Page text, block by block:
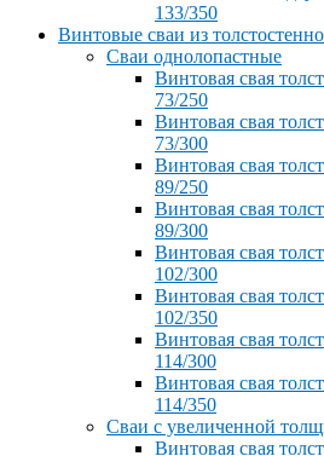
133/350
Винтовые сваи из
Сваи однолопастные
Винтовая свая
73/250
Винтовая свая
73/300
Винтовая свая
89/250
Винтовая свая
89/300
Винтовая свая
102/300
Винтовая свая
102/350
Винтовая свая
114/300
Винтовая свая
114/350
Сваи с увеличенной
Винтовая свая